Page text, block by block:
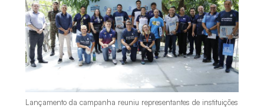
Lançamento da campanha reuniu representantes de instituições